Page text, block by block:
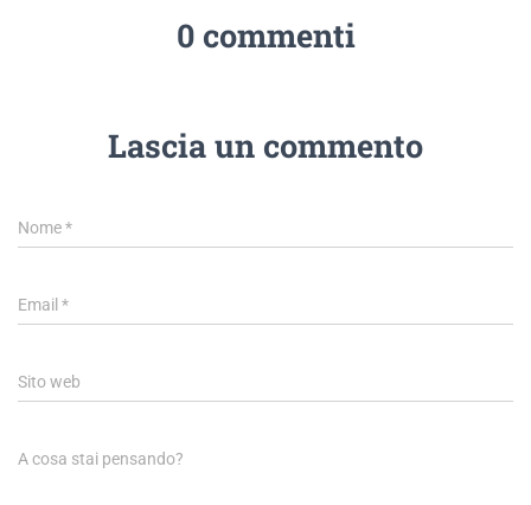
0 commenti
Lascia un commento
Nome*
Email *
Sito web
A cosa stai pensando?